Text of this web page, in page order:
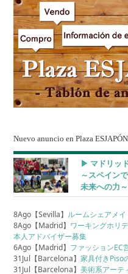
Nuevo anuncio en Plaza ESJAPÓN
▶︎ マドリッ
～スペイン
未来への力～
8Ago【Sevilla】 ルームシェアメ
8Ago【Madrid】 ワーキングホリ
本人アドバイザー募集
6Ago【Madrid】 ファッションEC
31Jul【Barcelona】家具付きPiso
31Jul【Barcelona】美術系アーテ